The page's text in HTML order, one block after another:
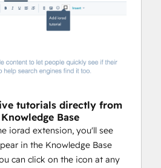
tutorials directly from
Base
iorad extension, you'll see
in the Knowledge Base
can click on the icon at any